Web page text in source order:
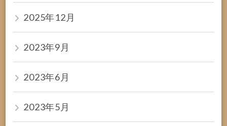
2025年12月
2023年9月
2023年6月
2023年5月